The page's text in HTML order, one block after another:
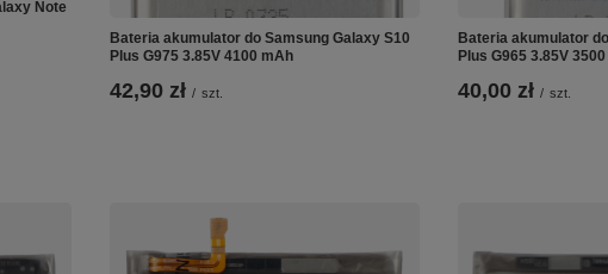
Note
Bateria akumulator do Samsung Galaxy S10
Plus G975 3.85V 4100 mAh
42,90 zł / szt.
Bateria akumulator
Plus G965 3.85V
40,00 zł / szt.